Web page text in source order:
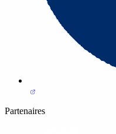
Partenaires